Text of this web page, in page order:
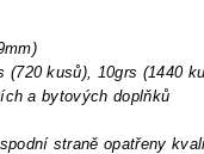
(720 kusů), 10grs (1440
a bytových doplňků
straně opatřeny